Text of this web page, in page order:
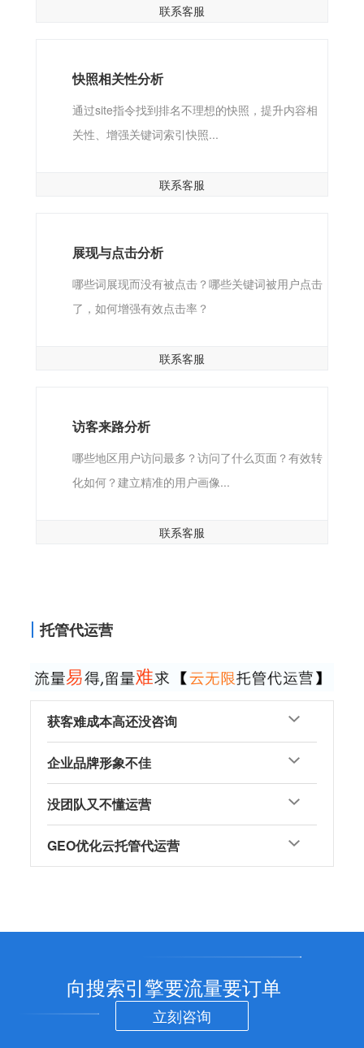
联系客服
快照相关性分析
通过site指令找到排名不理想的快照，提升内容相
关性、增强关键词索引快照...
联系客服
展现与点击分析
哪些词展现而没有被点击？哪些关键词被用户点击
了，如何增强有效点击率？
联系客服
访客来路分析
哪些地区用户访问最多？访问了什么页面？有效转
化如何？建立精准的用户画像...
联系客服
托管代运营
获客难成本高还没咨询
企业品牌形象不佳
没团队又不懂运营
GEO优化云托管代运营
向搜索引擎要流量要订单
立刻咨询